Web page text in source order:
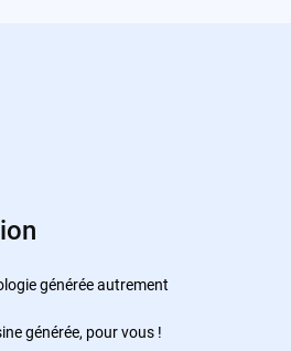
générée autrement
générée, pour vous !